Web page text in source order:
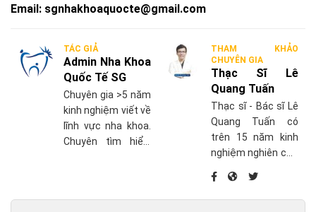
Email: sgnhakhoaquocte@gmail.com
TÁC GIẢ
Admin Nha Khoa
Quốc Tế SG
Chuyên gia >5 năm
kinh nghiệm viết về
lĩnh vực nha khoa.
Chuyên tìm hiểu,
THAM KHẢO
CHUYÊN GIA
Thạc Sĩ Lê
Quang Tuấn
Thạc sĩ - Bác sĩ Lê
Quang Tuấn có
trên 15 năm kinh
nghiệm nghiên cứu
trị nha chu và điều
trị phục hồi khác